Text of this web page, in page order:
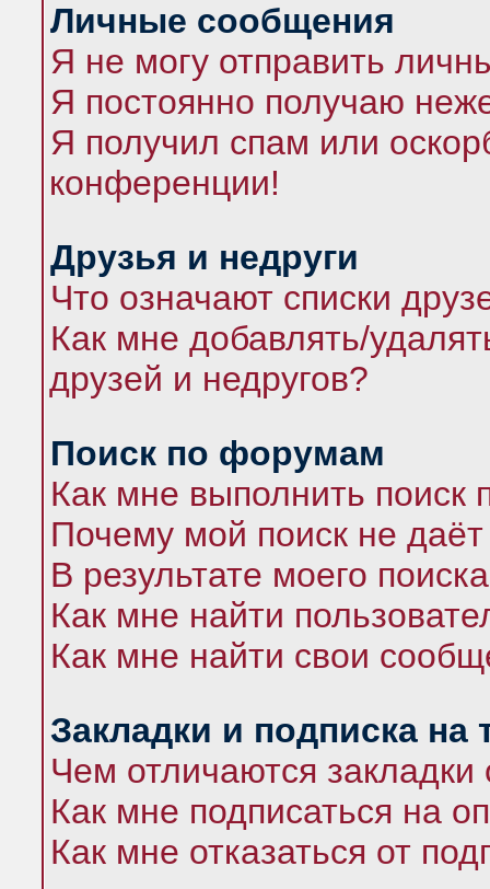
Личные сообщения
Я не могу отправить
Я постоянно получаю
Я получил спам или
конференции!
Друзья и недруги
Что означают списки
Как мне добавлять/
друзей и недругов?
Поиск по форумам
Как мне выполнить
Почему мой поиск не даёт
В результате моего
Как мне найти
Как мне найти свои
Закладки и подписка на
Чем отличаются закладки
Как мне подписаться на
Как мне отказаться от